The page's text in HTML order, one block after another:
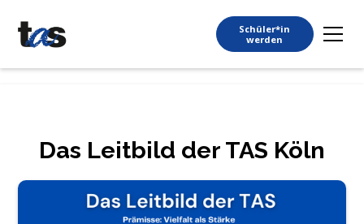
Schüler*in
werden
Das Leitbild der TAS Köln